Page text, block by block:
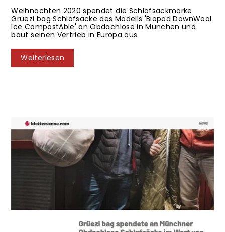
Weihnachten 2020 spendet die Schlafsackmarke
Grüezi bag Schlafsäcke des Modells 'Biopod DownWool
Ice CompostAble' an Obdachlose in München und
baut seinen Vertrieb in Europa aus.
Weiterlesen